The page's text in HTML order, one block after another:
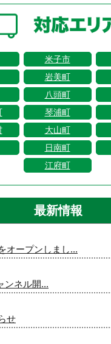
米子市
岩美町
八頭町
琴浦町
大山町
日南町
江府町
最新情報
オープンしまし...
ンネル開...
せ